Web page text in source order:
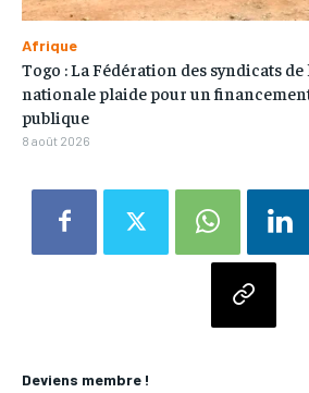
Deviens membre !
Afrique
Togo : La Fédération des syndicats de
nationale plaide pour un
publique
8 août 2026